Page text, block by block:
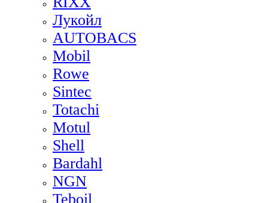
Лукойл
AUTOBACS
Mobil
Rowe
Sintec
Totachi
Motul
Shell
Bardahl
NGN
Teboil